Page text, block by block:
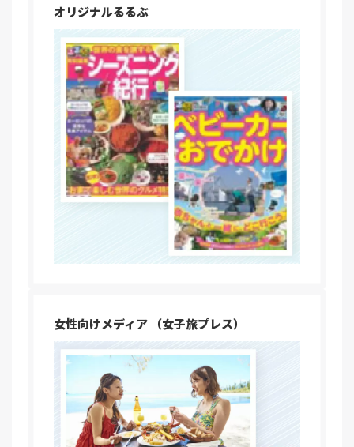
オリジナルるるぶ
女性向けメディア（女子旅プレス）